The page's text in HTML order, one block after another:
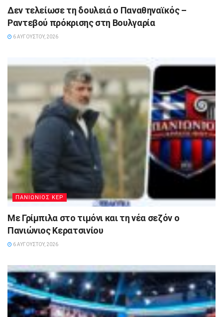
Δεν τελείωσε τη δουλειά ο Παναθηναϊκός –
Ραντεβού πρόκρισης στη Βουλγαρία
6 ΑΥΓΟΎΣΤΟΥ, 2026
ΠΑΝΙΩΝΙΟΣ ΚΕΡ
Με Γρίμπιλα στο τιμόνι και τη νέα σεζόν ο
Πανιώνιος Κερατσινίου
6 ΑΥΓΟΎΣΤΟΥ, 2026